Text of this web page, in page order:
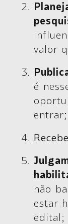
valor
é
entrar;
não
estar
edital;